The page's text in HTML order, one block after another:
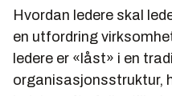
Hvordan ledere skal
en utfordring
ledere er «låst» i en
organisasjonsstruktur,